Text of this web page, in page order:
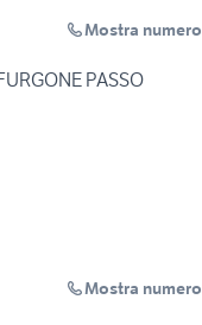
Mostra numero
PASSO
Mostra numero